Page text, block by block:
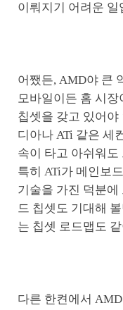
이뤄지기 어려운 일
어쨌든, AMD야 큰
모바일이든 홈 시장
칩셋을 갖고 있어야
디아나 ATi 같은 세
속이 타고 아쉬워도
특히 ATi가 메인보
기술을 가진 덕분
드 칩셋도 기대해
는 칩셋 로드맵도
다른 한켠에서